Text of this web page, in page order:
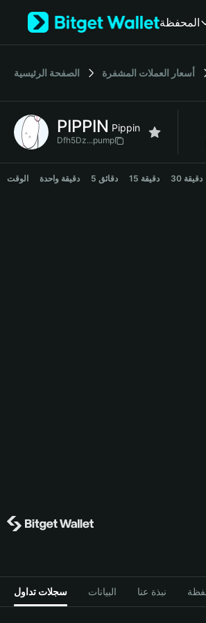
Tiếng Việt
Español (Latinoamérica)
Français
Deutsch
繁體中文
المحفظة
الصفحة الرئيسية أسعار العملات المشفرة
PIPPIN Pippin
Dfh5Dz...pump
PIPPIN Price Chart
الوقت دقيقة واحدة 5 دقائق 15 دقيقة 30 دقيقة
سجلات تداول البيانات نبذة عنا